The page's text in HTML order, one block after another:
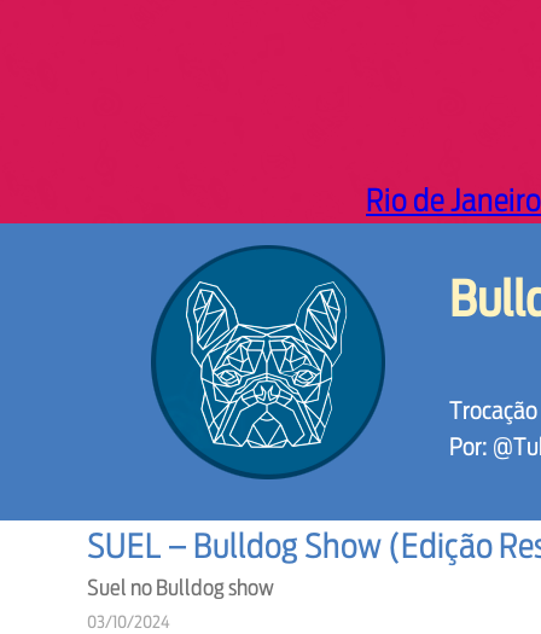
Rio de Janeiro
Por:
SUEL – Bulldog Show (Edição
Suel no Bulldog show
03/10/2024